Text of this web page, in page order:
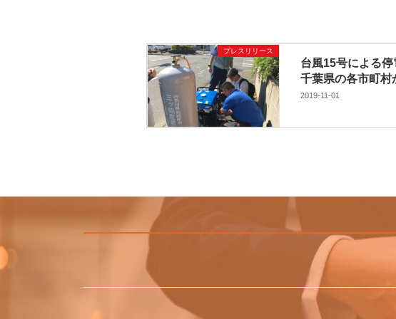
プレスリリース
台風15号による
千葉県の各市町村
2019-11-01